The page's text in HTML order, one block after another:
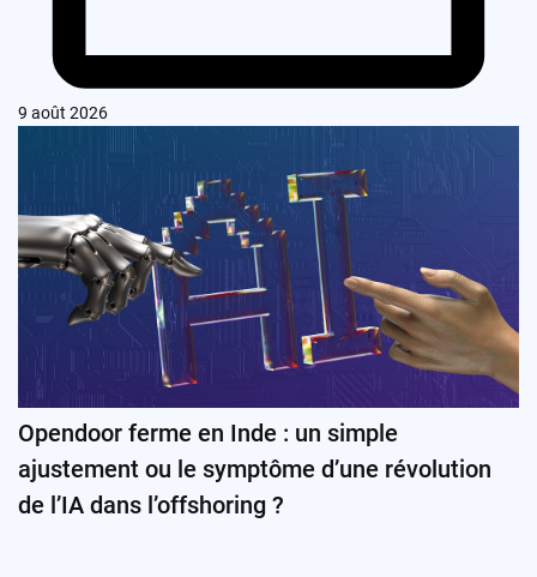
9 août 2026
Opendoor ferme en Inde : un simple
ajustement ou le symptôme d’une révolution
de l’IA dans l’offshoring ?